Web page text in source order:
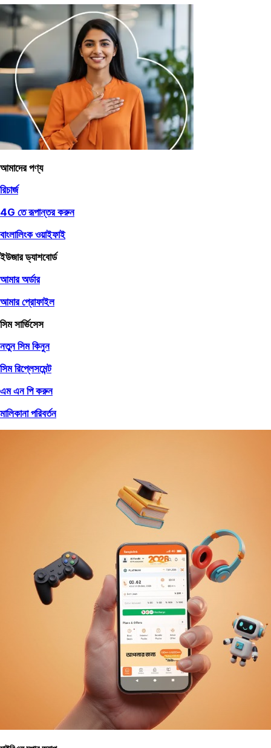
আমাদের পণ্য
রিচার্জ
4G তে রূপান্তর করুন
বাংলালিংক ওয়াইফাই
ইউজার ড্যাশবোর্ড
আমার অর্ডার
আমার প্রোফাইল
সিম সার্ভিসেস
নতুন সিম কিনুন
সিম রিপ্লেসমেন্ট
এম এন পি করুন
মালিকানা পরিবর্তন